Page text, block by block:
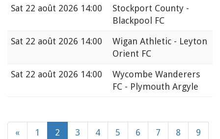
Sat 22 août 2026 14:00
Stockport County -
Blackpool FC
Sat 22 août 2026 14:00
Wigan Athletic - Leyton
Orient FC
Sat 22 août 2026 14:00
Wycombe Wanderers
FC - Plymouth Argyle
« 1 2 3 4 5 6 7 8 9